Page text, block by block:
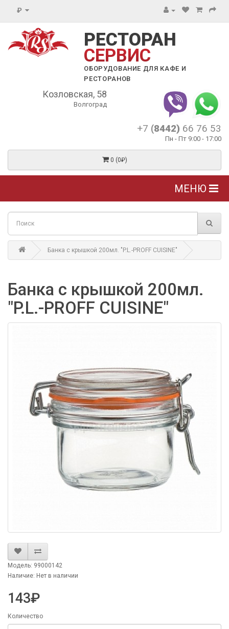
₽
РЕСТОРАН
СЕРВИС
ОБОРУДОВАНИЕ ДЛЯ КАФЕ И
РЕСТОРАНОВ
Козловская, 58
Волгоград
+7 (8442) 66 76 53
Пн - Пт 9:00 - 17:00
0 (0₽)
МЕНЮ
Банка с крышкой 200мл. "P.L.-PROFF CUISINE"
Банка с крышкой 200мл.
"P.L.-PROFF CUISINE"
Модель: 99000142
Наличие: Нет в наличии
143₽
Количество